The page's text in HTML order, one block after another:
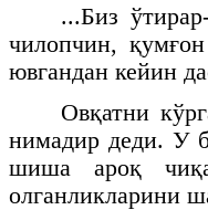
...Биз
чилопчин,
ювгандан кейин
Овқатни
нимадир деди. У
шиша ароқ
олганликларини